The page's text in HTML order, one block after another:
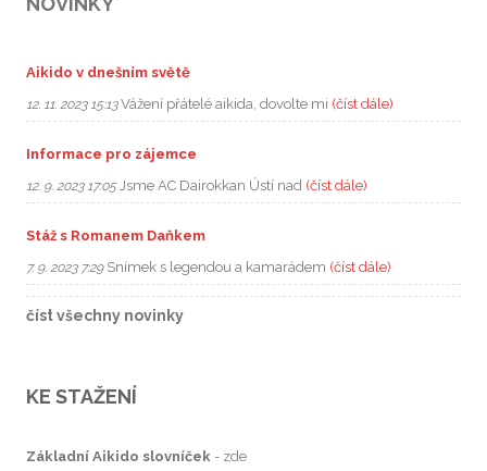
Aikido v dnešním světě
12. 11. 2023 15:13 Vážení přátelé aikida, dovolte mi (číst dále)
Informace pro zájemce
12. 9. 2023 17:05 Jsme AC Dairokkan Ústí nad (číst dále)
Stáž s Romanem Daňkem
7. 9. 2023 7:29 Snímek s legendou a kamarádem (číst dále)
číst všechny novinky
KE STAŽENÍ
Základní Aikido slovníček - zde